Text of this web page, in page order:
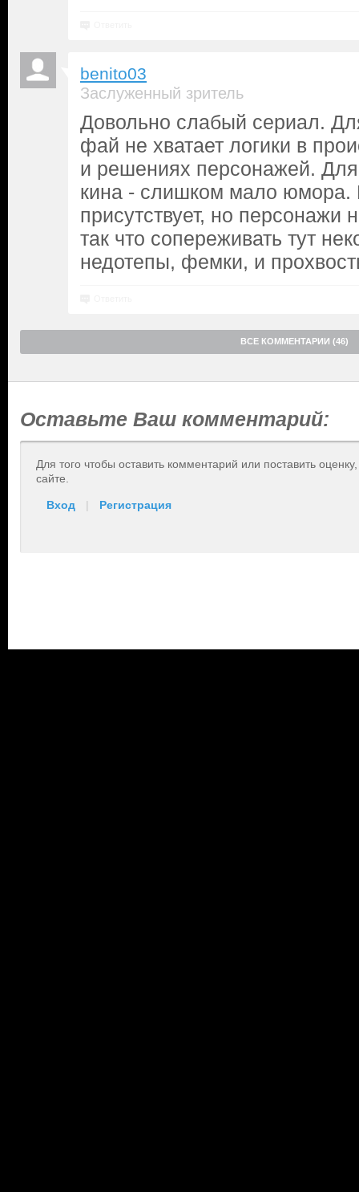
benito03
Заслуженный зритель
Довольно слабый сериал.
фай не хватает логики в
и решениях персонажей. Для
кина - слишком мало юмора.
присутствует, но персонажи
так что сопереживать тут
недотепы, фемки, и
ВСЕ КОММЕНТАРИИ (46)
Оставьте Ваш комментарий:
Для того чтобы оставить комментарий или поставить
сайте.
Вход | Регистрация